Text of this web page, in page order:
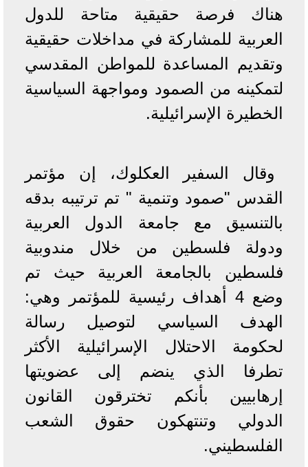
هناك فرصة حقيقية متاحة للدول
العربية للمشاركة في مداخلات حقيقية
وتقديم المساعدة للمواطن المقدسي
لتمكينه من الصمود ومواجهة السياسية
الخطيرة الإسرائيلية.
وقال السفير العكلوك، إن مؤتمر
القدس "صمود وتنمية " تم ترتيبه بدقه
بالتنسيق مع جامعة الدول العربية
ودولة فلسطين من خلال مندوبية
فلسطين بالجامعة العربية حيث تم
وضع 4 أهداف رئيسية للمؤتمر وهي:
الهدف السياسي لتوصيل رسالة
لحكومة الاحتلال الإسرائيلية الأكثر
تطرفا الذي ينضم إلى عضويتها
إرهابيين بأنكم تخترقون القانون
الدولي وتنتهكون حقوق الشعب
الفلسطيني.